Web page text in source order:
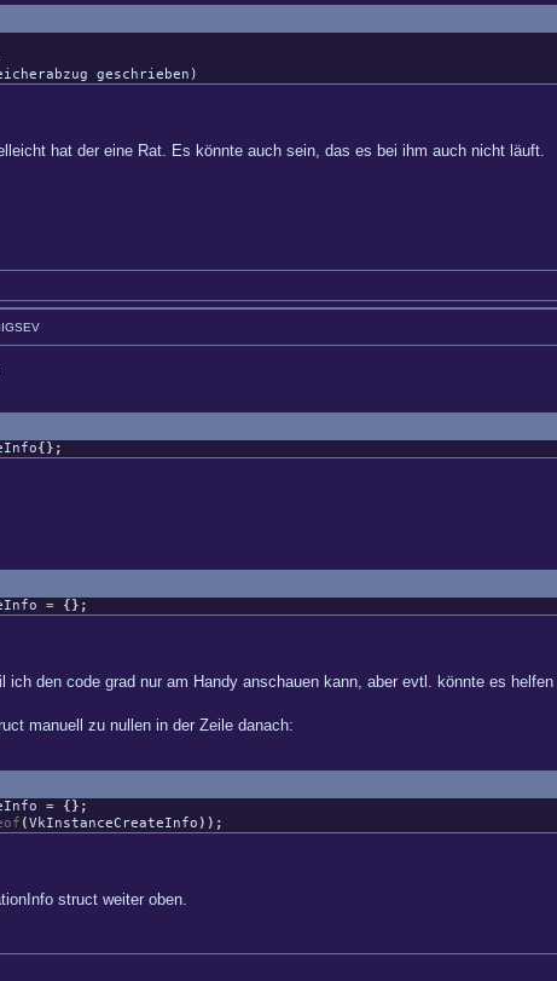
geschrieben)
hat der eine Rat. Es könnte auch sein, das es bei ihm auch nicht läuft.
{} ;
= {} ;
ich den code grad nur am Handy anschauen kann, aber evtl. könnte es
manuell zu nullen in der Zeile danach:
= {} ;
(VkInstanceCreateInfo ) ) ;
struct weiter oben.